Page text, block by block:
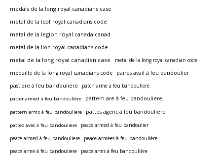
medals de la long royal canadians case
metal de la leaf royal canadians code
metal de la legion royal canada canad
metal de la lion royal canadians code
metal de la long royal canadian case
metal de la long royal canadian code
médaille de la long royal canadians code
paires avail à feu bandoulier
past are à feu bandouliere
patch arme à feu bandouliere
patter armed à feu bandoulière pattern are à feu bandouliere
pattern arms à feu bandouliere pattes agenc à feu bandouliere
pattes avec à feu bandouliere
peace armed à feu bandoulier
peace armed à feu bandouliere
peace armees à feu bandoulière
peace arme à feu bandouliere
peace arms à feu bandoulière